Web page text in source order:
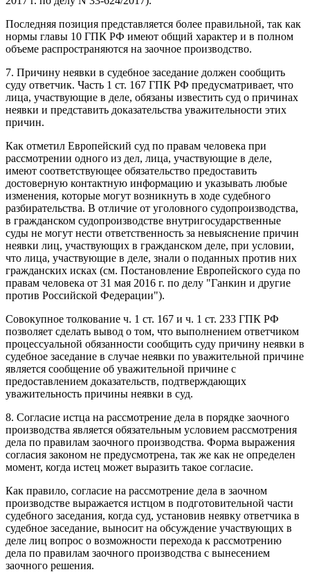
Последняя позиция представляется более правильной, так как
нормы главы 10 ГПК РФ имеют общий характер и в полном
объеме распространяются на заочное производство.
7. Причину неявки в судебное заседание должен сообщить
суду ответчик. Часть 1 ст. 167 ГПК РФ предусматривает, что
лица, участвующие в деле, обязаны известить суд о причинах
неявки и представить доказательства уважительности этих
причин.
Как отметил Европейский суд по правам человека при
рассмотрении одного из дел, лица, участвующие в деле,
имеют соответствующее обязательство предоставить
достоверную контактную информацию и указывать любые
изменения, которые могут возникнуть в ходе судебного
разбирательства. В отличие от уголовного судопроизводства,
в гражданском судопроизводстве внутригосударственные
суды не могут нести ответственность за невыяснение причин
неявки лиц, участвующих в гражданском деле, при условии,
что лица, участвующие в деле, знали о поданных против них
гражданских исках (см. Постановление Европейского суда по
правам человека от 31 мая 2016 г. по делу "Ганкин и другие
против Российской Федерации").
Совокупное толкование ч. 1 ст. 167 и ч. 1 ст. 233 ГПК РФ
позволяет сделать вывод о том, что выполнением ответчиком
процессуальной обязанности сообщить суду причину неявки в
судебное заседание в случае неявки по уважительной причине
является сообщение об уважительной причине с
предоставлением доказательств, подтверждающих
уважительность причины неявки в суд.
8. Согласие истца на рассмотрение дела в порядке заочного
производства является обязательным условием рассмотрения
дела по правилам заочного производства. Форма выражения
согласия законом не предусмотрена, так же как не определен
момент, когда истец может выразить такое согласие.
Как правило, согласие на рассмотрение дела в заочном
производстве выражается истцом в подготовительной части
судебного заседания, когда суд, установив неявку ответчика в
судебное заседание, выносит на обсуждение участвующих в
деле лиц вопрос о возможности перехода к рассмотрению
дела по правилам заочного производства с вынесением
заочного решения.